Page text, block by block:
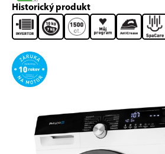
Historický produkt